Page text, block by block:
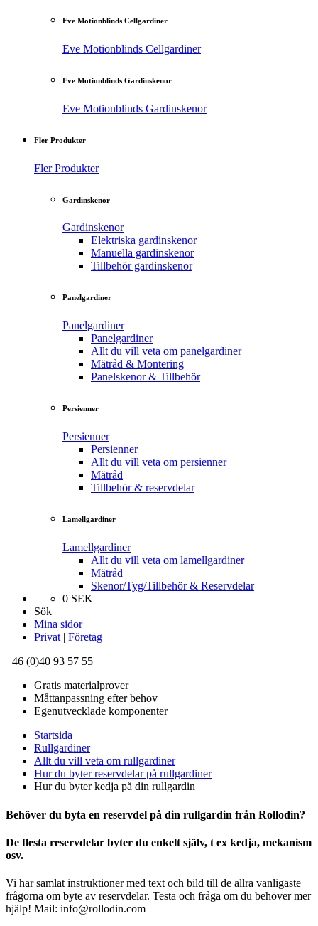
Eve Motionblinds Cellgardiner
Eve Motionblinds Cellgardiner
Eve Motionblinds Gardinskenor
Eve Motionblinds Gardinskenor
Fler Produkter
Fler Produkter
Gardinskenor
Gardinskenor
Elektriska gardinskenor
Manuella gardinskenor
Tillbehör gardinskenor
Panelgardiner
Panelgardiner
Panelgardiner
Allt du vill veta om panelgardiner
Mätråd & Montering
Panelskenor & Tillbehör
Persienner
Persienner
Persienner
Allt du vill veta om persienner
Mätråd
Tillbehör & reservdelar
Lamellgardiner
Lamellgardiner
Allt du vill veta om lamellgardiner
Mätråd
Skenor/Tyg/Tillbehör & Reservdelar
0 SEK
Sök
Mina sidor
Privat | Företag
+46 (0)40 93 57 55
Gratis materialprover
Måttanpassning efter behov
Egenutvecklade komponenter
Startsida
Rullgardiner
Allt du vill veta om rullgardiner
Hur du byter reservdelar på rullgardiner
Hur du byter kedja på din rullgardin
Behöver du byta en reservdel på din rullgardin från Rollodin?
De flesta reservdelar byter du enkelt själv, t ex kedja, mekanism
osv.
Vi har samlat instruktioner med text och bild till de allra vanligaste
frågorna om byte av reservdelar. Testa och fråga om du behöver mer
hjälp! Mail: info@rollodin.com